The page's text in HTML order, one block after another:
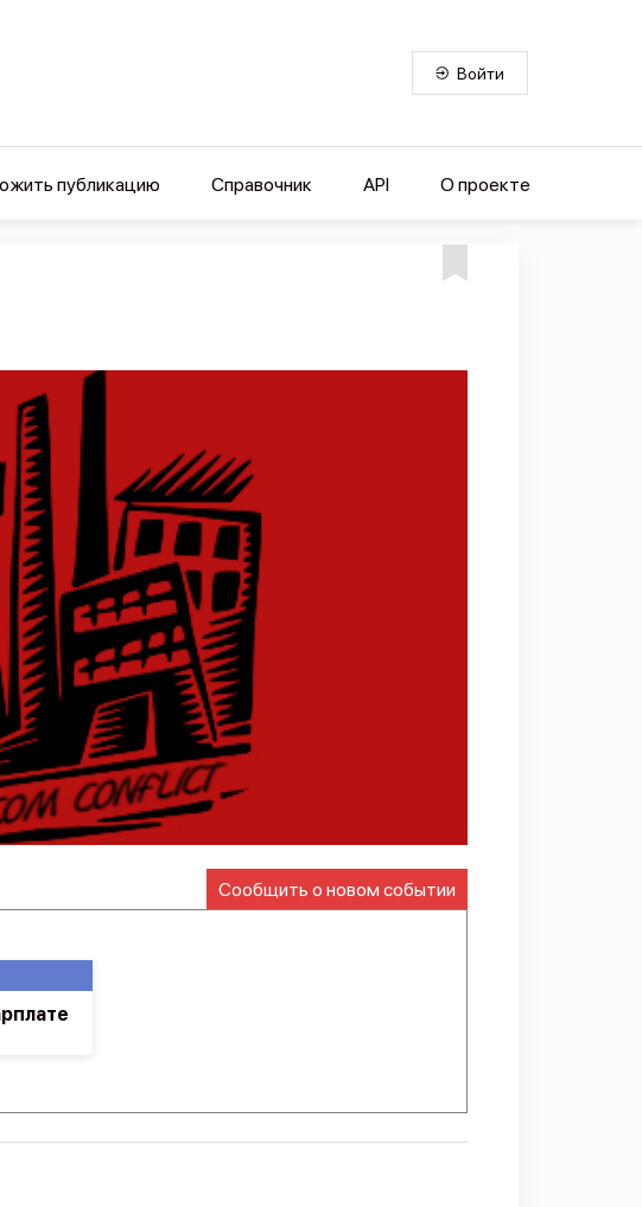
Войти
публикацию Справочник API О проекте
Сообщить о новом событии